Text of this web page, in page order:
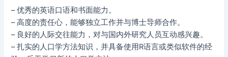
– 优秀的英语口语和书面能力。
– 高度的责任心，能够独立工作并与博士导师合作。
– 良好的人际交往能力，对与国内外研究人员互动感兴趣。
– 扎实的人口学方法知识，并具备使用R语言或类似软件的经